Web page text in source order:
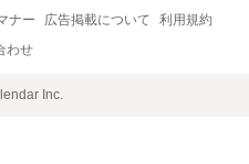
ナー 広告掲載について
利用規約
わせ
Inc.